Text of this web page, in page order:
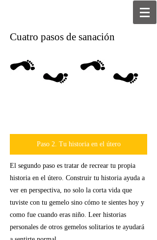
Cuatro pasos de sanación
Paso 2. Tu historia en el útero
El segundo paso es tratar de recrear tu propia
historia en el útero. Construir tu historia ayuda a
ver en perspectiva, no solo la corta vida que
tuviste con tu gemelo sino cómo te sientes hoy y
como fue cuando eras niño. Leer historias
personales de otros gemelos solitarios te ayudará